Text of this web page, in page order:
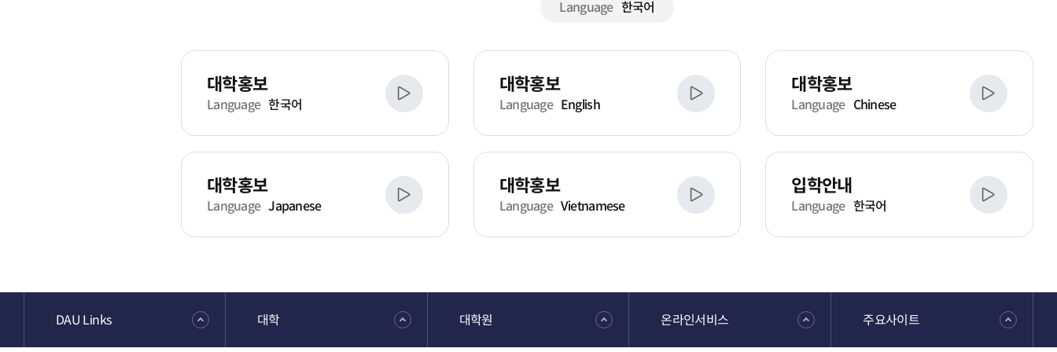
Language 한국어
대학홍보
Language 한국어
대학홍보
Language English
대학홍보
Language Chinese
대학홍보
Language Japanese
대학홍보
Language Vietnamese
입학안내
Language 한국어
DAU Links 대학 대학원 온라인서비스 주요사이트